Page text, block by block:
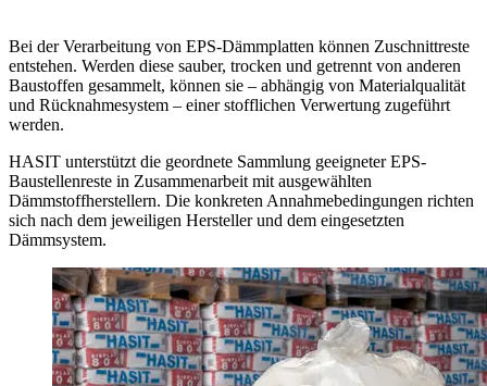
Bei der Verarbeitung von EPS-Dämmplatten können Zuschnittreste
entstehen. Werden diese sauber, trocken und getrennt von anderen
Baustoffen gesammelt, können sie – abhängig von Materialqualität
und Rücknahmesystem – einer stofflichen Verwertung zugeführt
werden.
HASIT unterstützt die geordnete Sammlung geeigneter EPS-
Baustellenreste in Zusammenarbeit mit ausgewählten
Dämmstoffherstellern. Die konkreten Annahmebedingungen richten
sich nach dem jeweiligen Hersteller und dem eingesetzten
Dämmsystem.